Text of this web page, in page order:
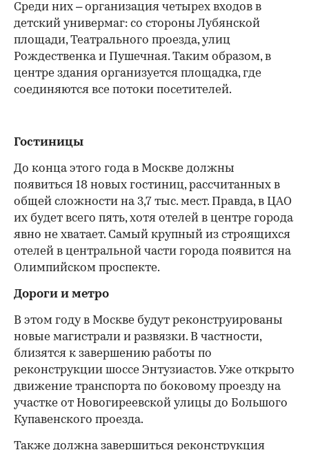
Среди них – организация четырех входов в
детский универмаг: со стороны Лубянской
площади, Театрального проезда, улиц
Рождественка и Пушечная. Таким образом, в
центре здания организуется площадка, где
соединяются все потоки посетителей.
Гостиницы
До конца этого года в Москве должны
появиться 18 новых гостиниц, рассчитанных в
общей сложности на 3,7 тыс. мест. Правда, в ЦАО
их будет всего пять, хотя отелей в центре города
явно не хватает. Самый крупный из строящихся
отелей в центральной части города появится на
Олимпийском проспекте.
Дороги и метро
В этом году в Москве будут реконструированы
новые магистрали и развязки. В частности,
близятся к завершению работы по
реконструкции шоссе Энтузиастов. Уже открыто
движение транспорта по боковому проезду на
участке от Новогиреевской улицы до Большого
Купавенского проезда.
Также должна завершиться реконструкция